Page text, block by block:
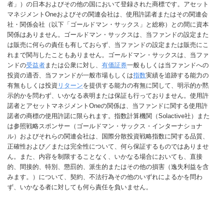
者」）の日本およびその他の国において登録された商標です。アセット
マネジメントOneおよびその関連会社は、使用許諾者またはその関連会
社・関係会社（以下「ゴールドマン・サックス」と総称）との間に資本
関係はありません。ゴールドマン・サックスは、当ファンドの設定また
は販売に何らの責任も有しておらず、当ファンドの設定または販売にこ
れまで関与したこともありません。ゴールドマン・サックスは、当ファ
ンドの受益者または公衆に対し、 有価証券一般もしくは当ファンドへの
投資の適否、当ファンドが一般市場もしくは指数実績を追跡する能力の
有無もしくは投資 リターンを提供する能力の有無に関して、明示的か黙
示的かを問わず、いかなる表明または保証も行っておりません。使用許
諾者とアセットマネジメントOneの関係は、当ファンドに関する使用許
諾者の商標の使用許諾に限られます。指数計算機関（Solactive社）また
は参照戦略スポンサー（ゴールドマン・サックス・インターナショナ
ル）およびそれらの関連会社は、国際分散投資戦略指数に関する品質、
正確性および／または完全性について、何ら保証するものではありませ
ん。また、内容を制限することなく、いかなる場合においても、直接
的、間接的、特別、懲罰的、派生的またはその他の損害（逸失利益を含
みます。）について、契約、不法行為その他のいずれによるかを問わ
ず、いかなる者に対しても何ら責任を負いません。